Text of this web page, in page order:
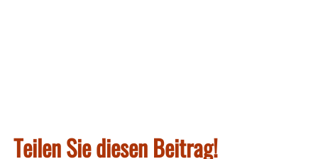
Teilen Sie diesen Beitrag!